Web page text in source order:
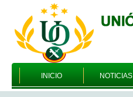
INICIO NOTICIAS